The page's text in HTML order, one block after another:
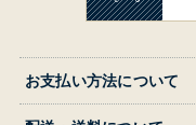
お支払い方法について